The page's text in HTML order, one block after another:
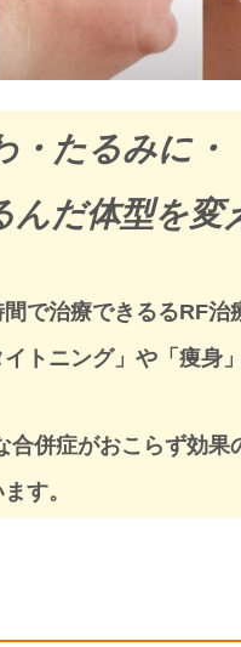
・たるみに・
だ体型を変
で治療できるるRF治
トニング」や「痩身
併症がおこらず効果
す。